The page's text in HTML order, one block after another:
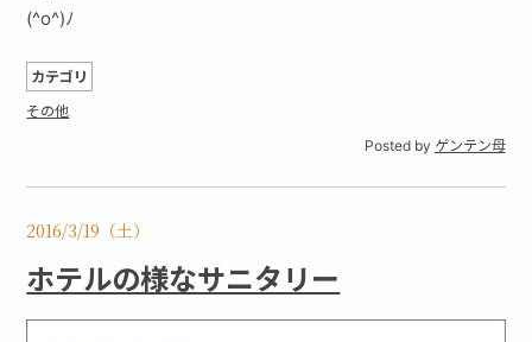
(^o^)ﾉ
カテゴリ
その他
Posted by ゲンテン母
2016/3/19（土）
ホテルの様なサニタリー